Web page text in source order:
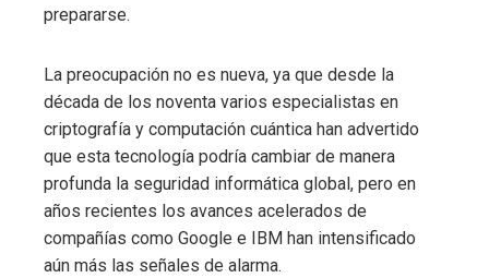
prepararse.
La preocupación no es nueva, ya que desde la
década de los noventa varios especialistas en
criptografía y computación cuántica han advertido
que esta tecnología podría cambiar de manera
profunda la seguridad informática global, pero en
años recientes los avances acelerados de
compañías como Google e IBM han intensificado
aún más las señales de alarma.